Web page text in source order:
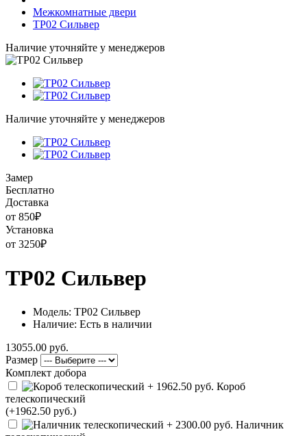
Межкомнатные двери
ТР02 Сильвер
Наличие уточняйте у менеджеров
Наличие уточняйте у менеджеров
Замер
Бесплатно
Доставка
от 850₽
Установка
от 3250₽
ТР02 Сильвер
Модель: ТР02 Сильвер
Наличие: Есть в наличии
13055.00 руб.
Размер
Комплект добора
Короб
телескопический
(+1962.50 руб.)
Наличник